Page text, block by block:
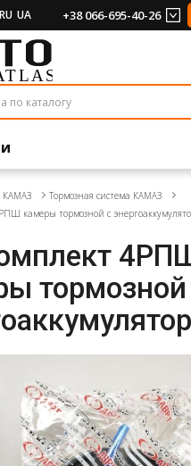
RU UA +38 066-695-40-26
КАМАЗ
Тормозная система КАМАЗ
камеры тормозной с
тормозной